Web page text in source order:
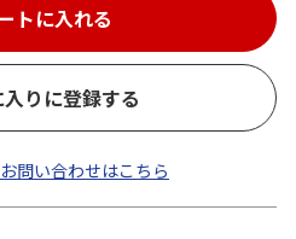
トに入れる
りに登録する
問い合わせはこちら